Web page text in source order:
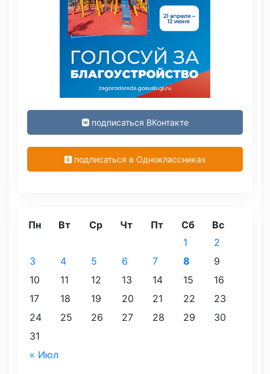
подписаться ВКонтакте
подписаться в Одноклассниках
Пн Вт Ср Чт Пт Сб Вс
« Июл
1
2
3
4 5 6 7 8
9
10
11 12 13 14 15
16
17
18 19 20 21 22
23
24
25 26 27 28 29
30
31